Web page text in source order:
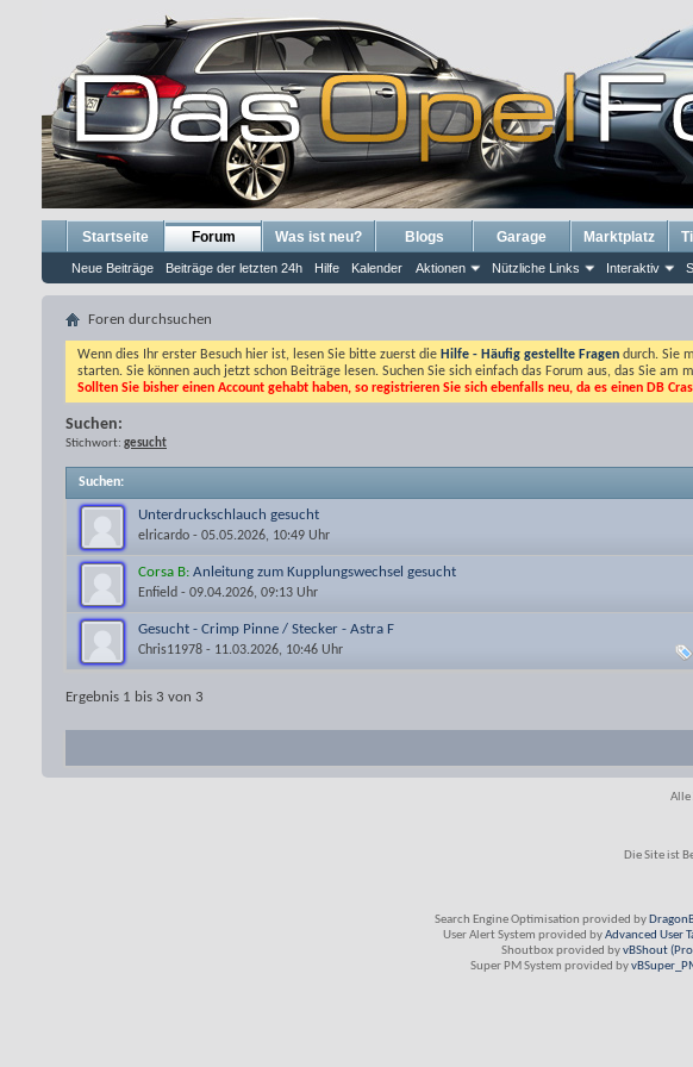
Startseite Forum
Neue Beiträge Beiträge der letzten 24h Hilfe Kalender Aktionen Nützliche Links Interaktiv
Was ist neu? Blogs Garage Marktplatz
Foren durchsuchen
Wenn dies Ihr erster Besuch hier ist, lesen Sie bitte zuerst die Hilfe - Häufig gestellte Fragen durch. Sie
starten. Sie können auch jetzt schon Beiträge lesen. Suchen Sie sich einfach das Forum aus, das Sie am
Sollten Sie bisher einen Account gehabt haben, so registrieren Sie sich ebenfalls neu, da es einen DB
Suchen:
Stichwort: gesucht
Suchen:
Unterdruckschlauch gesucht
elricardo - 05.05.2026, 10:49 Uhr
Corsa B: Anleitung zum Kupplungswechsel gesucht
Enfield - 09.04.2026, 09:13 Uhr
Gesucht - Crimp Pinne / Stecker - Astra F
Chris11978 - 11.03.2026, 10:46 Uhr
Ergebnis 1 bis 3 von 3
Alle
Die Site ist
Search Engine Optimisation provided by
User Alert System provided byAdvanced User
Shoutbox provided byvBShout
Super PM System provided by